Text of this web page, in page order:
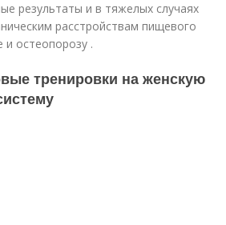
результаты и в тяжелых случаях
расстройствам пищевого
и остеопорозу .
тренировки на женскую